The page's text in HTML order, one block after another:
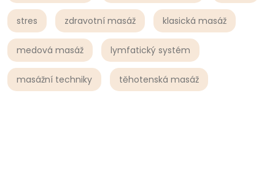
stres zdravotní masáž klasická masáž
medová masáž lymfatický systém
masážní techniky těhotenská masáž